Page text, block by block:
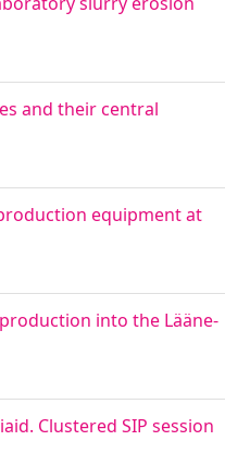
and their central
equipment at
into the Lääne-
Clustered SIP session